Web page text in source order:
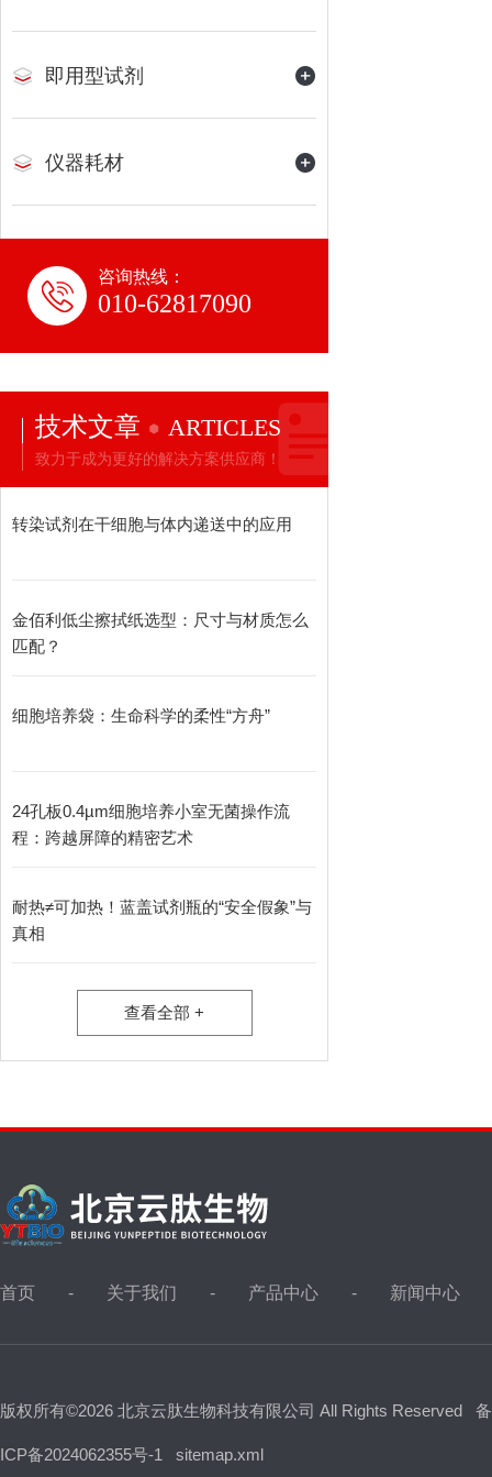
即用型试剂
仪器耗材
咨询热线：
010-62817090
技术文章 ARTICLES
致力于成为更好的解决方案供应商！
转染试剂在干细胞与体内递送中的应用
金佰利低尘擦拭纸选型：尺寸与材质怎么
匹配？
细胞培养袋：生命科学的柔性“方舟”
24孔板0.4µm细胞培养小室无菌操作流
程：跨越屏障的精密艺术
耐热≠可加热！蓝盖试剂瓶的“安全假象”与
真相
查看全部 +
首页 关于我们 产品中心 新闻中心
版权所有©2026 北京云肽生物科技有限公司 All Rights Reserved
ICP备2024062355号-1 sitemap.xml